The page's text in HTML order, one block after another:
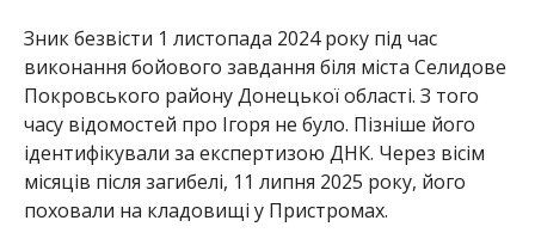
Зник безвісти 1 листопада 2024 року під час
виконання бойового завдання біля міста Селидове
Покровського району Донецької області. З того
часу відомостей про Ігоря не було. Пізніше його
ідентифікували за експертизою ДНК. Через вісім
місяців після загибелі, 11 липня 2025 року, його
поховали на кладовищі у Пристромах.